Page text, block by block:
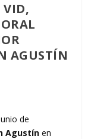
VID,
AGUSTÍN
de
Agustín en